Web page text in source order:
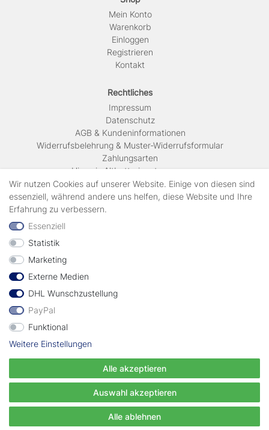
Mein Konto
Warenkorb
Einloggen
Registrieren
Kontakt
Rechtliches
Impressum
Daten­schutz
AGB & Kundeninformationen
Widerrufsbelehrung & Muster-Widerrufsformular
Zahlungsarten
Hinweis Altbatterieentsorgung
Versandkosten & Lieferinformationen
Zahlungsarten
geprüft durch
Vertrag widerrufen
© Copyright EWT 2024 | Alle Rechte vorbehalten.
Wir nutzen Cookies auf unserer Website. Einige von diesen sind
essenziell, während andere uns helfen, diese Website und Ihre
Erfahrung zu verbessern.
Essenziell
Statistik
Marketing
Externe Medien
DHL Wunschzustellung
PayPal
Funktional
Weitere Einstellungen
Alle akzeptieren
Auswahl akzeptieren
Alle ablehnen